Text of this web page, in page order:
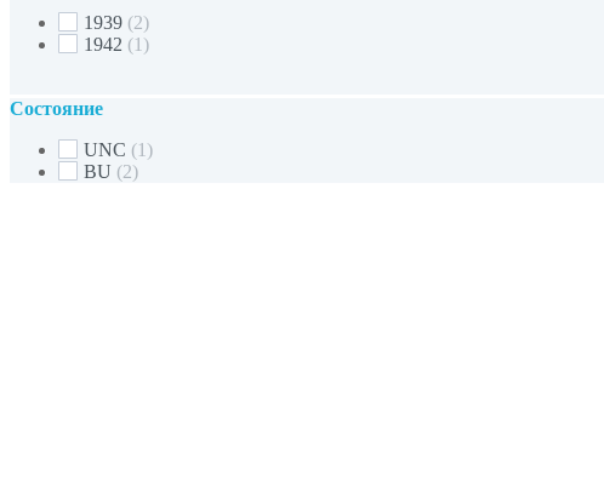
1939 (2)
1942 (1)
Состояние
UNC (1)
BU (2)